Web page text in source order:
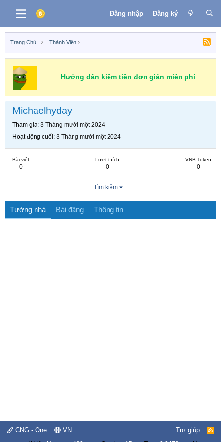
Đăng nhập Đăng ký
Trang Chủ Thành Viên
Hướng dẫn kiếm tiền đơn giản miễn phí
Michaelhyday
Tham gia 3 Tháng mười một 2024
Hoạt động cuối 3 Tháng mười một 2024
Bài viết
0
Lượt thích
0
VNB Token
0
Tìm kiếm
Tường nhà Bài đăng Thông tin
CNG - One VN Trợ giúp
R